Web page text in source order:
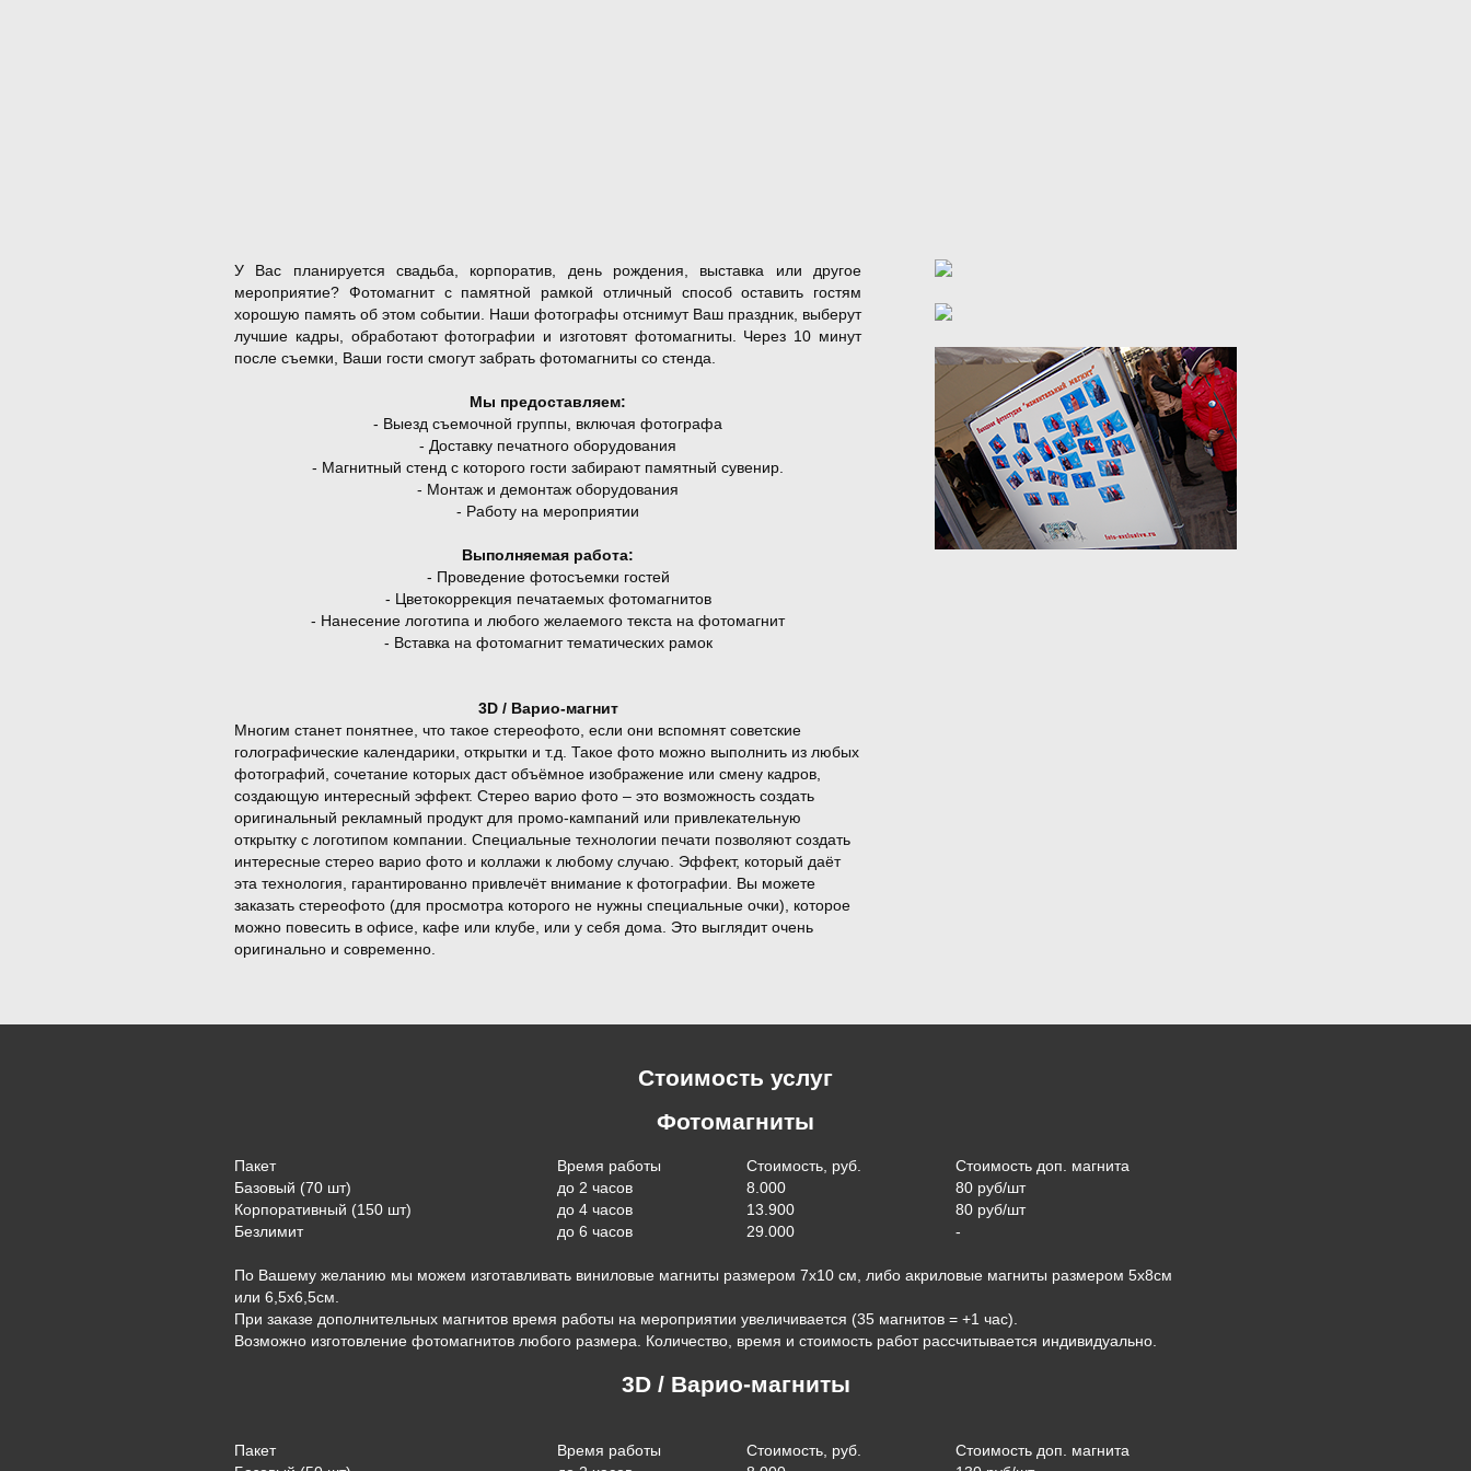
У Вас планируется свадьба, корпоратив, день рождения, выставка или другое
мероприятие? Фотомагнит с памятной рамкой отличный способ оставить гостям
хорошую память об этом событии. Наши фотографы отснимут Ваш праздник, выберут
лучшие кадры, обработают фотографии и изготовят фотомагниты. Через 10 минут
после съемки, Ваши гости смогут забрать фотомагниты со стенда.
Мы предоставляем:
- Выезд съемочной группы, включая фотографа
- Доставку печатного оборудования
- Магнитный стенд с которого гости забирают памятный сувенир.
- Монтаж и демонтаж оборудования
- Работу на мероприятии
Выполняемая работа:
- Проведение фотосъемки гостей
- Цветокоррекция печатаемых фотомагнитов
- Нанесение логотипа и любого желаемого текста на фотомагнит
- Вставка на фотомагнит тематических рамок
3D / Варио-магнит
Многим станет понятнее, что такое стереофото, если они вспомнят советские
голографические календарики, открытки и т.д. Такое фото можно выполнить из любых
фотографий, сочетание которых даст объёмное изображение или смену кадров,
создающую интересный эффект. Стерео варио фото – это возможность создать
оригинальный рекламный продукт для промо-кампаний или привлекательную
открытку с логотипом компании. Специальные технологии печати позволяют создать
интересные стерео варио фото и коллажи к любому случаю. Эффект, который даёт
эта технология, гарантированно привлечёт внимание к фотографии. Вы можете
заказать стереофото (для просмотра которого не нужны специальные очки), которое
можно повесить в офисе, кафе или клубе, или у себя дома. Это выглядит очень
оригинально и современно.
Стоимость услуг
Фотомагниты
Пакет Время работы Стоимость, руб.
Стоимость доп. магнита
Базовый (70 шт)
до 2 часов 8.000
80 руб/шт
Корпоративный (150 шт)
до 4 часов 13.900
80 руб/шт
Безлимит
до 6 часов 29.000 -
По Вашему желанию мы можем изготавливать виниловые магниты размером 7х10 см, либо акриловые магниты размером 5х8см
или 6,5х6,5см.
При заказе дополнительных магнитов время работы на мероприятии увеличивается (35 магнитов = +1 час).
Возможно изготовление фотомагнитов любого размера. Количество, время и стоимость работ рассчитывается индивидуально.
3D / Варио-магниты
Пакет Время работы Стоимость, руб.
Стоимость доп. магнита